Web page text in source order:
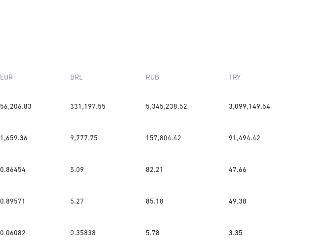
EUR BRL RUB TRY
56,206.83 331,197.55 5,345,238.52 3,099,149.54
1,659.36 9,777.75 157,804.42 91,494.42
0.86454 5.09 82.21 47.66
0.89571 5.27 85.18 49.38
0.06082 0.35838 5.78 3.35